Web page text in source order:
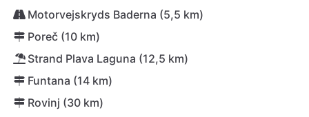
Motorvejskryds Baderna (5,5 km)
Poreč (10 km)
Strand Plava Laguna (12,5 km)
Funtana (14 km)
Rovinj (30 km)